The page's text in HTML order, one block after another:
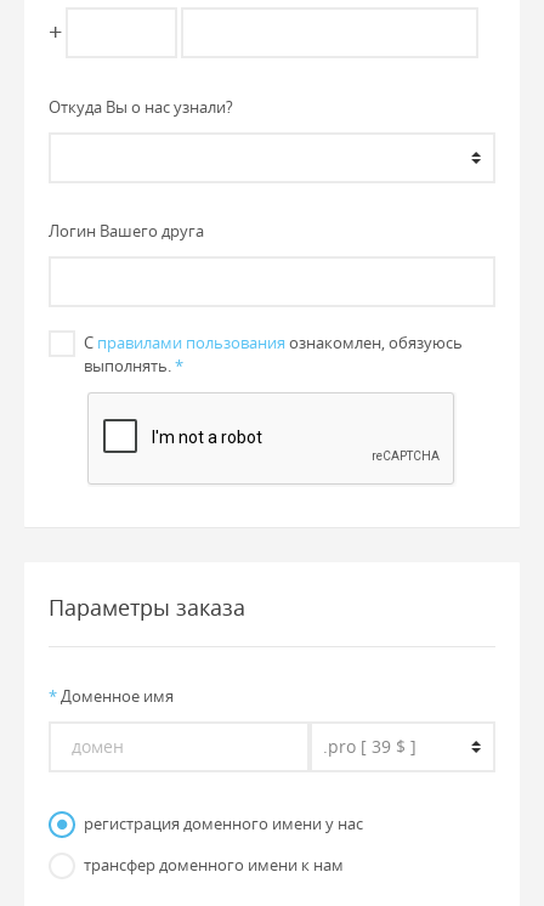
+
Откуда Вы о нас узнали?
Логин Вашего друга
С правилами пользования ознакомлен, обязуюсь
выполнять.*
Параметры заказа
*Доменное имя
регистрация доменного имени у нас
трансфер доменного имени к нам